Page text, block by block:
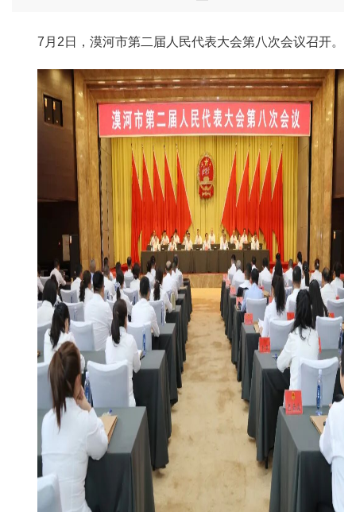
7月2日，漠河市第二届人民代表大会第八次会议召开。